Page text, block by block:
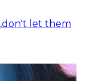
,don't let them